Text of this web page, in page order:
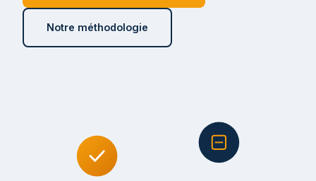
Notre méthodologie